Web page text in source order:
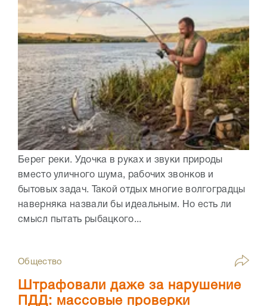
Берег реки. Удочка в руках и звуки природы
вместо уличного шума, рабочих звонков и
бытовых задач. Такой отдых многие волгоградцы
наверняка назвали бы идеальным. Но есть ли
смысл пытать рыбацкого...
Общество
Штрафовали даже за нарушение
ПДД: массовые проверки